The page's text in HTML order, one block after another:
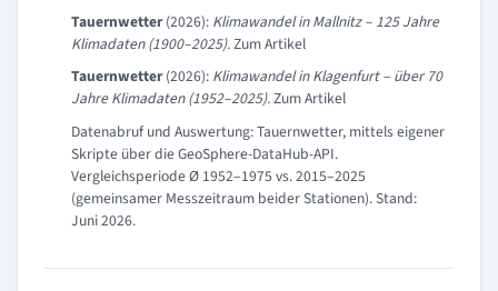
Tauernwetter(2026): Klimawandel in Mallnitz – 125 Jahre
Klimadaten (1900–2025).Zum Artikel
Tauernwetter(2026): Klimawandel in Klagenfurt – über 70
Jahre Klimadaten (1952–2025).Zum Artikel
Datenabruf und Auswertung: Tauernwetter, mittels eigener
Skripte über die GeoSphere-DataHub-API.
Vergleichsperiode Ø 1952–1975 vs. 2015–2025
(gemeinsamer Messzeitraum beider Stationen). Stand:
Juni 2026.